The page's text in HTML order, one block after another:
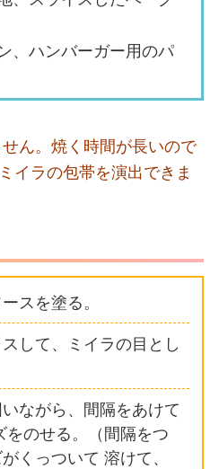
、ハンバーガー用のパ
ん。焼く時間が長いので
イラの包帯を演出できま
スを塗る。
して、ミイラの目とし
ながら、間隔をあけて
をのせる。（間隔をつ
くっついて 溶けて、